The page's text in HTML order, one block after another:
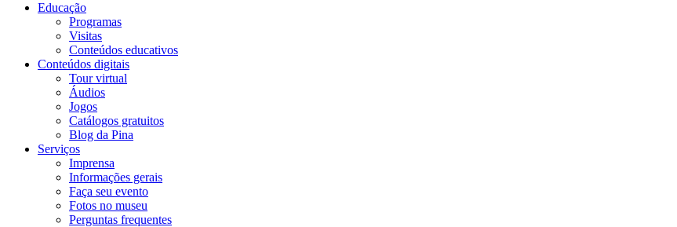
Educação
Programas
Visitas
Conteúdos educativos​
Conteúdos digitais
Tour virtual
Áudios
Jogos
Catálogos gratuitos
Blog da Pina
Serviços
Imprensa
Informações gerais
Faça seu evento
Fotos no museu
Perguntas frequentes